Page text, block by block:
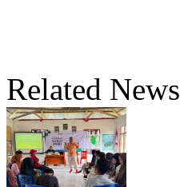
Related News